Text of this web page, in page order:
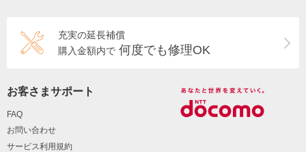
充実の延長補償
購入金額内で 何度でも修理OK
お客さまサポート
FAQ
お問い合わせ
サービス利用規約